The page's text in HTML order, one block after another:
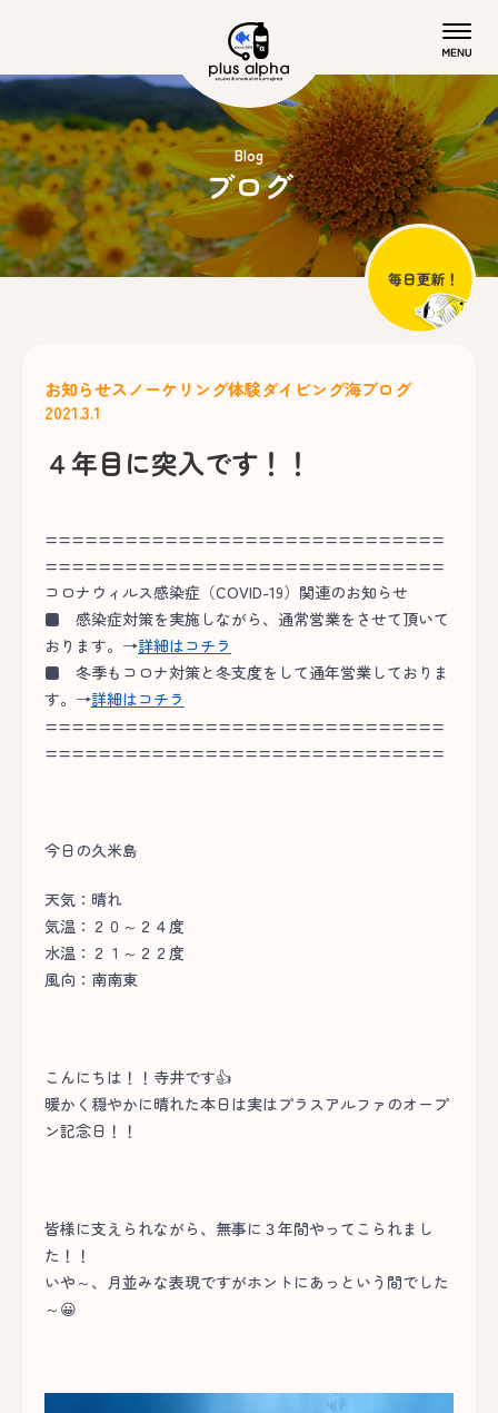
Blog
ブログ
お知らせスノーケリング体験ダイビング海ブログ
2021.3.1
４年目に突入です！！
==============================
==============================
コロナウィルス感染症（COVID-19）関連のお知らせ
■ 感染症対策を実施しながら、通常営業をさせて頂いて
おります。→詳細はコチラ
■ 冬季もコロナ対策と冬支度をして通年営業しておりま
す。→詳細はコチラ
==============================
==============================
今日の久米島
天気：晴れ
気温：２０～２４度
水温：２１～２２度
風向：南南東
こんにちは！！寺井です👍
暖かく穏やかに晴れた本日は実はプラスアルファのオープ
ン記念日！！
皆様に支えられながら、無事に３年間やってこられまし
た！！
いや～、月並みな表現ですがホントにあっという間でした
～😀